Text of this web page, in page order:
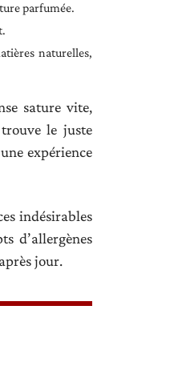
parfumée.
naturelles,
sature vite,
le juste
expérience
indésirables
d’allergènes
jour.